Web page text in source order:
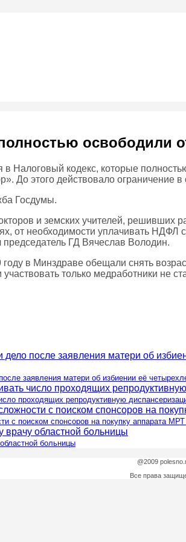
в Налоговый кодекс, которые
До этого действовало ограничение
Госдумы.
и земских учителей, решивших
от необходимости уплачивать
председатель ГД Вячеслав Володин.
в Минздраве обещали снять
только медработники не
заявления матери об избиении её
проходящих репродуктивную
с поиском спонсоров на покупку аппарата
больницы
@2009
Все права